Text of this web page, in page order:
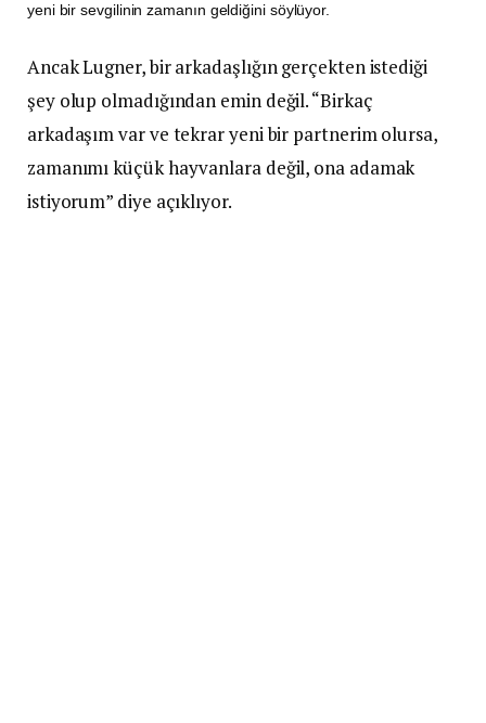
yeni bir sevgilinin zamanın geldiğini söylüyor.
Ancak Lugner, bir arkadaşlığın gerçekten istediği
şey olup olmadığından emin değil. “Birkaç
arkadaşım var ve tekrar yeni bir partnerim olursa,
zamanımı küçük hayvanlara değil, ona adamak
istiyorum” diye açıklıyor.